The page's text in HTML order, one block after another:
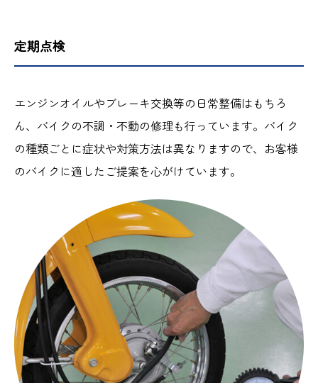
定期点検
エンジンオイルやブレーキ交換等の日常整備はもちろ
ん、バイクの不調・不動の修理も行っています。バイク
の種類ごとに症状や対策方法は異なりますので、お客様
のバイクに適したご提案を心がけています。